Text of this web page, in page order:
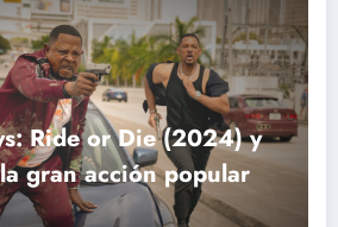
Ride or Die (2024) y
gran acción popular